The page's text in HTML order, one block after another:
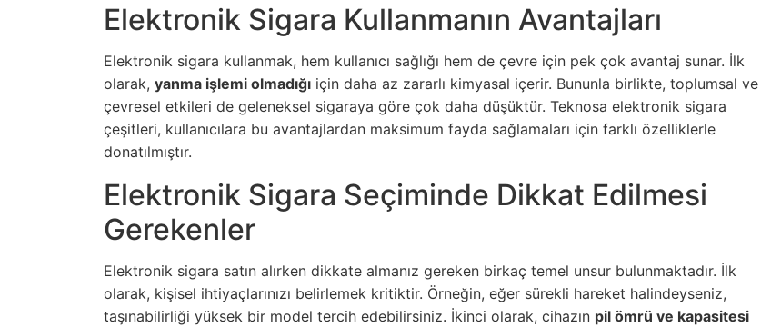
Elektronik Sigara Kullanmanın Avantajları
Elektronik sigara kullanmak, hem kullanıcı sağlığı hem de çevre için pek çok avantaj sunar. İlk
olarak, yanma işlemi olmadığı için daha az zararlı kimyasal içerir. Bununla birlikte, toplumsal ve
çevresel etkileri de geleneksel sigaraya göre çok daha düşüktür. Teknosa elektronik sigara
çeşitleri, kullanıcılara bu avantajlardan maksimum fayda sağlamaları için farklı özelliklerle
donatılmıştır.
Elektronik Sigara Seçiminde Dikkat Edilmesi
Gerekenler
Elektronik sigara satın alırken dikkate almanız gereken birkaç temel unsur bulunmaktadır. İlk
olarak, kişisel ihtiyaçlarınızı belirlemek kritiktir. Örneğin, eğer sürekli hareket halindeyseniz,
taşınabilirliği yüksek bir model tercih edebilirsiniz. İkinci olarak, cihazın pil ömrü ve kapasitesi